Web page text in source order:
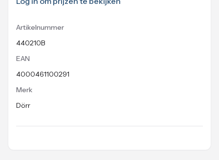
Artikelnummer
440210B
EAN
4000461100291
Merk
Dörr